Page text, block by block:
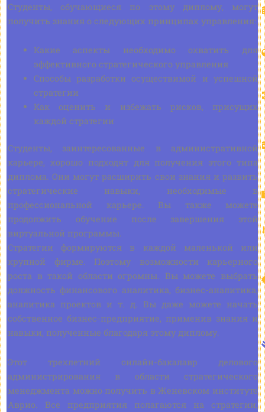
Студенты, обучающиеся по этому диплому, могут
получить знания о следующих принципах управления:
Какие аспекты необходимо охватить для
эффективного стратегического управления
Способы разработки осуществимой и успешной
стратегии
Как оценить и избежать рисков, присущих
каждой стратегии
Студенты, заинтересованные в административной
карьере, хорошо подходят для получения этого типа
диплома. Они могут расширить свои знания и развить
стратегические навыки, необходимые в
профессиональной карьере. Вы также можете
продолжить обучение после завершения этой
виртуальной программы.
Стратегии формируются в каждой маленькой или
крупной фирме. Поэтому возможности карьерного
роста в такой области огромны. Вы можете выбрать
должность финансового аналитика, бизнес-аналитика,
аналитика проектов и т. д. Вы даже можете начать
собственное бизнес-предприятие, применив знания и
навыки, полученные благодаря этому диплому.
Этот трехлетний онлайн-бакалавр делового
администрирования в области стратегического
менеджмента можно получить в Женевском институте
Аврио. Все предприятия полагаются на стратегии,